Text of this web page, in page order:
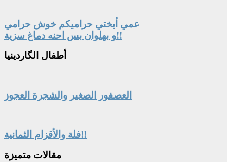
عمي أبختي حراميكم خوش حرامي
و بهلوان بس احنه دماغ سزية!!
أطفال الگاردينيا
العصفور الصغير والشجرة العجوز
فلة والأقزام الثمانية!!
مقالات متميزة